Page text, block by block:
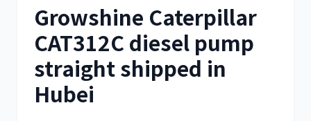
Growshine Caterpillar
CAT312C diesel pump
straight shipped in
Hubei